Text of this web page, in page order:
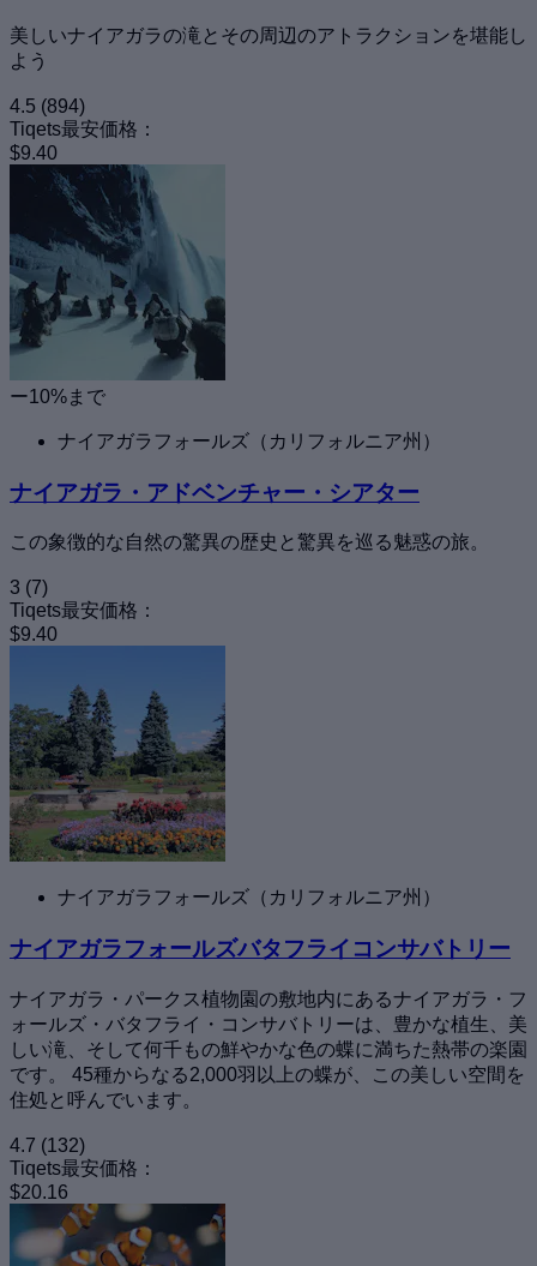
美しいナイアガラの滝とその周辺のアトラクションを堪能し
よう
4.5 (894)
Tiqets最安価格：
$9.40
ー10%まで
ナイアガラフォールズ（カリフォルニア州）
ナイアガラ・アドベンチャー・シアター
この象徴的な自然の驚異の歴史と驚異を巡る魅惑の旅。
3 (7)
Tiqets最安価格：
$9.40
ナイアガラフォールズ（カリフォルニア州）
ナイアガラフォールズバタフライコンサバトリー
ナイアガラ・パークス植物園の敷地内にあるナイアガラ・フ
ォールズ・バタフライ・コンサバトリーは、豊かな植生、美
しい滝、そして何千もの鮮やかな色の蝶に満ちた熱帯の楽園
です。 45種からなる2,000羽以上の蝶が、この美しい空間を
住処と呼んでいます。
4.7 (132)
Tiqets最安価格：
$20.16